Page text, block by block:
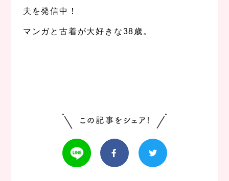
夫を発信中！
マンガと古着が大好きな38歳。